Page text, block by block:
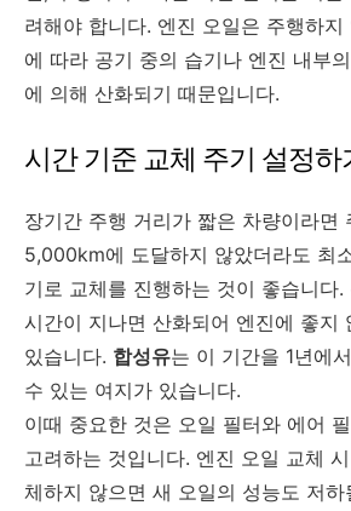
려해야 합니다. 엔진 오일은 주행하
에 따라 공기 중의 습기나 엔진 내부
에 의해 산화되기 때문입니다.
시간 기준 교체 주기 설정하
장기간 주행 거리가 짧은 차량이라면
5,000km에 도달하지 않았더라도 최
기로 교체를 진행하는 것이 좋습니다.
시간이 지나면 산화되어 엔진에 좋지
있습니다. 합성유는 이 기간을 1년에
수 있는 여지가 있습니다.
이때 중요한 것은 오일 필터와 에어
고려하는 것입니다. 엔진 오일 교체
체하지 않으면 새 오일의 성능도 저